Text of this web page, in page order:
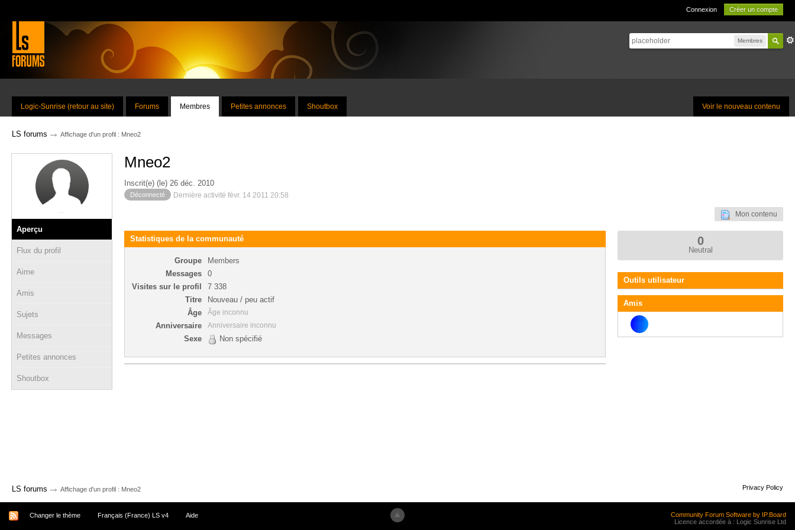
Connexion Créer un compte
Membres
Voir le nouveau contenu
Logic-Sunrise (retour au site) Forums Membres Petites annonces Shoutbox
LS forums → Affichage d'un profil : Mneo2
Aperçu
Flux du profil
Aime
Amis
Sujets
Messages
Petites annonces
Shoutbox
Mneo2
Inscrit(e) (le) 26 déc. 2010
Déconnecté Dernière activité févr. 14 2011 20:58
Mon contenu
Statistiques de la communauté
Groupe
Members
Messages
0
Visites sur le profil
7 338
Titre
Nouveau / peu actif
Âge
Âge inconnu
Anniversaire Anniversaire inconnu
Sexe Non spécifié
0
Neutral
Outils utilisateur
Amis
LS forums → Affichage d'un profil : Mneo2 Privacy Policy
Changer le thème Français (France) LS v4 Aide
Community Forum Software by IP.Board
Licence accordée à : Logic Sunrise Ltd